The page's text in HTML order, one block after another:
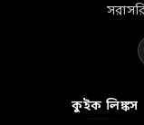
কুইক লিঙ্কস